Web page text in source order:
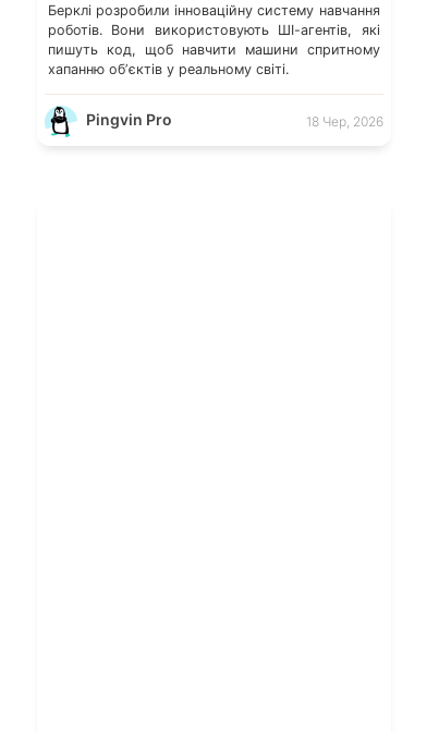
Берклі розробили інноваційну систему навчання
роботів. Вони використовують ШІ-агентів, які
пишуть код, щоб навчити машини спритному
хапанню обʼєктів у реальному світі.
Pingvin Pro 18 Чер, 2026